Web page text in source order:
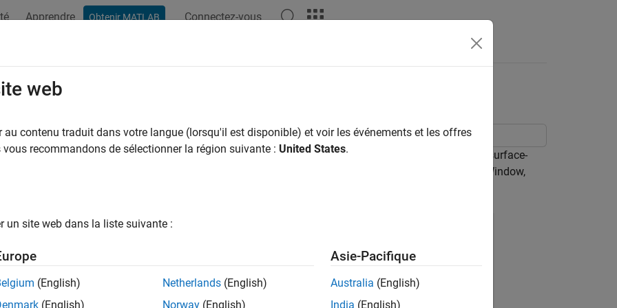
Apprendre Obtenir MATLAB Connectez-vous
Generation of MOSFET Characteristics
shows how to explore the impact of parameter choices on the I-V and C-V characteristics for a surface-
based MOSFET model. To open the MOSFET Characteristics window, in the MATLAB® Command Window,
web
au contenu traduit dans votre langue (lorsqu'il est disponible) et voir les événements et les offres
vous recommandons de sélectionner la région suivante : United States.
un site web dans la liste suivante :
(English)
(English)
Netherlands (English)
Norway (English)
Asie-Pacifique
Australia (English)
India (English)